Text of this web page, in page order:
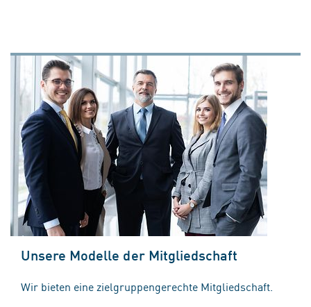
Unsere Modelle der Mitgliedschaft
Wir bieten eine zielgruppengerechte Mitgliedschaft.